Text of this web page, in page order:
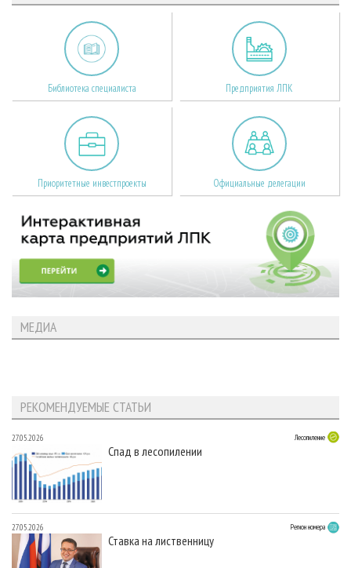
Библиотека специалиста Предприятия ЛПК
Приоритетные инвестпроекты Официальные делегации
МЕДИА
РЕКОМЕНДУЕМЫЕ СТАТЬИ
27.05.2026 Лесопиление
Спад в лесопилении
27.05.2026 Регион номера
Ставка на лиственницу